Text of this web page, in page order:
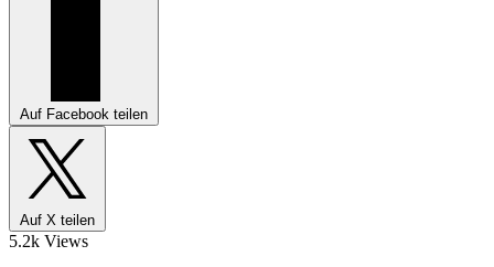
Auf Facebook teilen
Auf X teilen
5.2k Views